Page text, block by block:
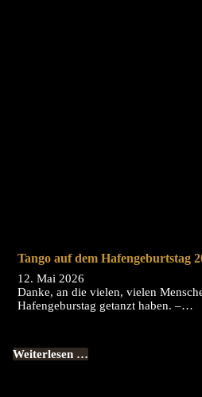
Tango auf dem Hafengeburtstag
12. Mai 2026
Danke, an die vielen, vielen
Hafengeburstag getanzt haben. –…
Weiterlesen …